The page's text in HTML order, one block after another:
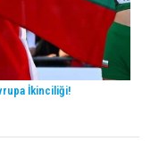
İkinciliği!